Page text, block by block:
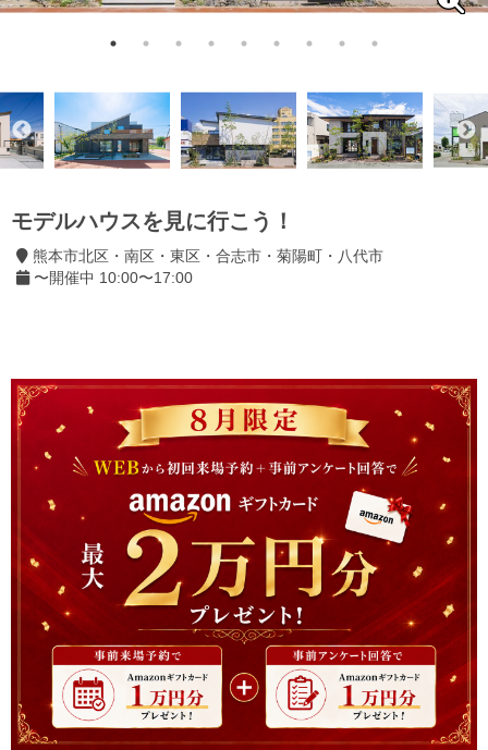
モデルハウスを見に行こう！
熊本市北区・南区・東区・合志市・菊陽町・八代市
〜開催中 10:00〜17:00